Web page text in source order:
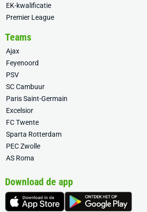
EK-kwalificatie
Premier League
Teams
Ajax
Feyenoord
PSV
SC Cambuur
Paris Saint-Germain
Excelsior
FC Twente
Sparta Rotterdam
PEC Zwolle
AS Roma
Download de app